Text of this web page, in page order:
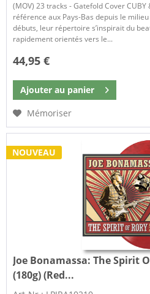
(MOV) 23 tracks - Gatefold Cover CUBY
référence aux Pays-Bas depuis le
débuts, leur répertoire s’inspirait du
rapidement orientés vers le...
44,95 €
Ajouter au panier
Mémoriser
NOUVEAU
Joe Bonamassa:The Spirit
(180g) (Red...